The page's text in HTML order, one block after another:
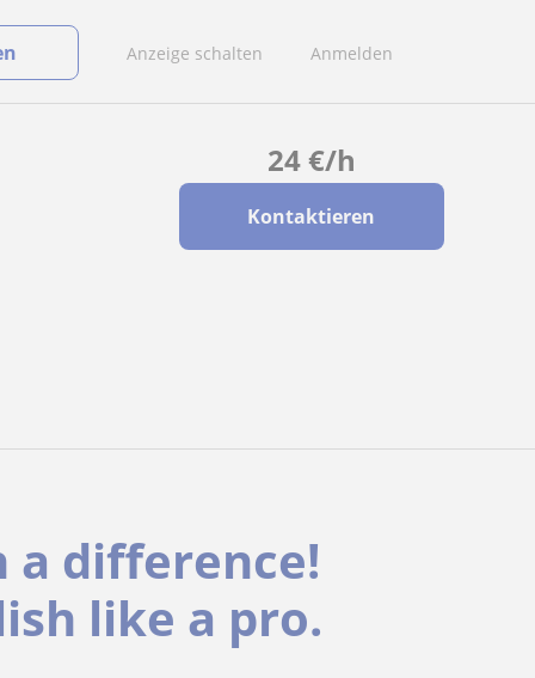
Anzeige schalten Anmelden
24€/h
Kontaktieren
a difference!
like a pro.